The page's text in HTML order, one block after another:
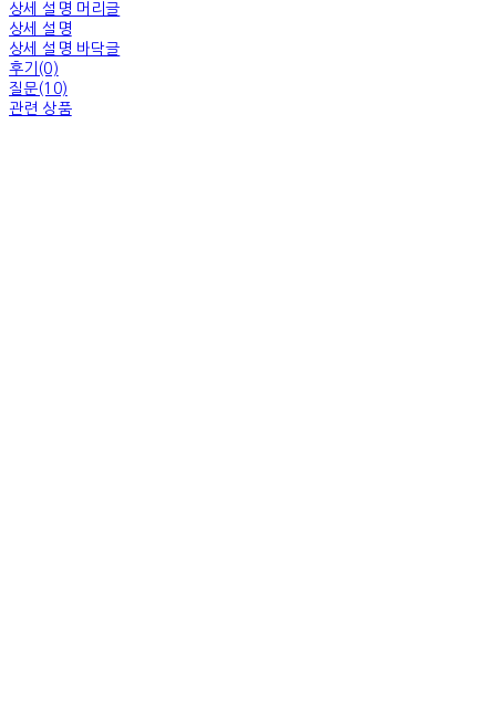
상세 설명 머리글
상세 설명
상세 설명 바닥글
후기(0)
질문(10)
관련 상품